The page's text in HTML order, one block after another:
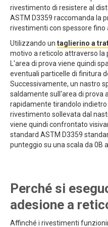
rivestimento di resistere al
ASTM D3359 raccomanda la
rivestimenti con spessore fino
Utilizzando un taglierino a
motivo a reticolo attraverso la
L'area di prova viene quindi
eventuali particelle di finitura
Successivamente, un nastro
saldamente sull'area di prova
rapidamente tirandolo
rivestimento sollevata dal
viene quindi confrontato
standard ASTM D3359
punteggio su una scala da 0B a
Perché si
adesione a
Affinché i rivestimenti